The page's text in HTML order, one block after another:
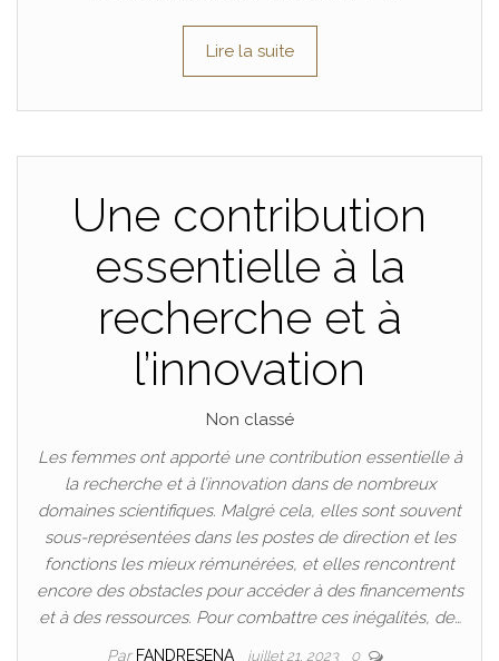
Lire la suite
Une contribution
essentielle à la
recherche et à
l’innovation
Non classé
Les femmes ont apporté une contribution essentielle à
la recherche et à l’innovation dans de nombreux
domaines scientifiques. Malgré cela, elles sont souvent
sous-représentées dans les postes de direction et les
fonctions les mieux rémunérées, et elles rencontrent
encore des obstacles pour accéder à des financements
et à des ressources. Pour combattre ces inégalités, de…
Par FANDRESENA juillet 21, 2023 0